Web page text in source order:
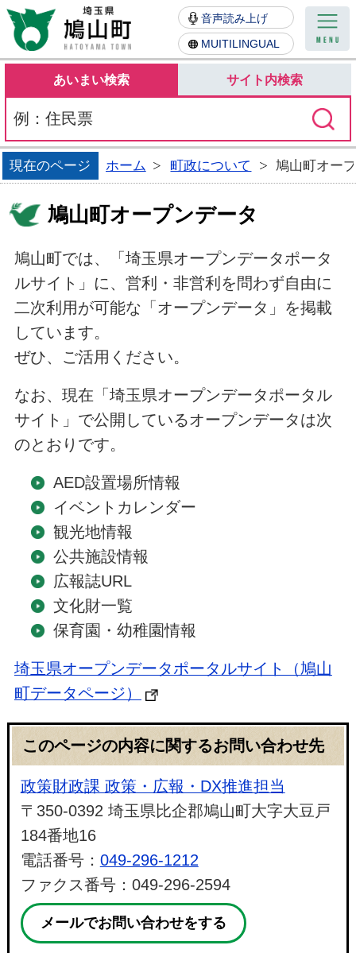
鳩山町
音声読み上げ
MUITILINGUAL
あいまい検索 サイト内検索
現在のページ ホーム 町政について 鳩山町オー
鳩山町オープンデータ
鳩山町では、「埼玉県オープンデータポータ
ルサイト」に、営利・非営利を問わず自由に
二次利用が可能な「オープンデータ」を掲載
しています。
ぜひ、ご活用ください。
なお、現在「埼玉県オープンデータポータル
サイト」で公開しているオープンデータは次
のとおりです。
AED設置場所情報
イベントカレンダー
観光地情報
公共施設情報
広報誌URL
文化財一覧
保育園・幼稚園情報
埼玉県オープンデータポータルサイト（鳩山
町データページ）
このページの内容に関するお問い合わせ先
政策財政課 政策・広報・DX推進担当
〒350-0392 埼玉県比企郡鳩山町大字大豆戸
184番地16
電話番号： 049-296-1212
ファクス番号：049-296-2594
メールでお問い合わせをする